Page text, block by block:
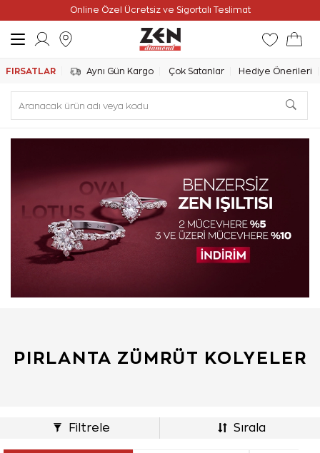
Online Özel Ücretsiz ve Sigortalı Teslimat
FIRSATLAR Aynı Gün Kargo Çok Satanlar Hediye Önerileri
PIRLANTA ZÜMRÜT KOLYELER
Filtrele Sırala